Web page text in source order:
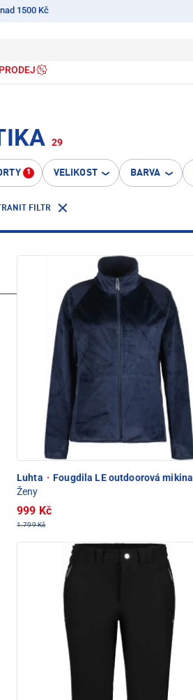
1500 Kč
29
1 VELIKOST BARVA
FILTR
Luhta · Fougdila LE outdoorová mikina
Ženy
999 Kč
1.799 Kč